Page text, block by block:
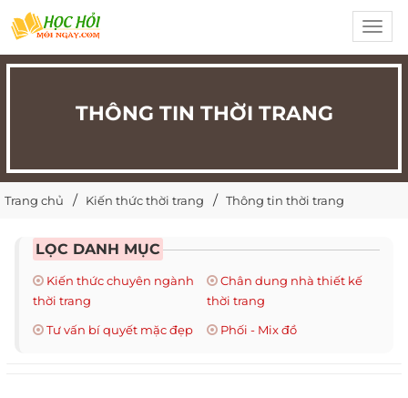
THÔNG TIN THỜI TRANG
Trang chủ Kiến thức thời trang Thông tin thời trang
LỌC DANH MỤC
Kiến thức chuyên ngành
thời trang
Chân dung nhà thiết kế
thời trang
Tư vấn bí quyết mặc đẹp
Phối - Mix đồ